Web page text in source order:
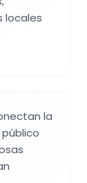
locales
la